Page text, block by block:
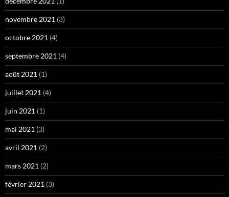
novembre 2021 (3)
octobre 2021 (4)
septembre 2021 (4)
août 2021 (1)
juillet 2021 (4)
juin 2021 (1)
mai 2021 (3)
avril 2021 (2)
mars 2021 (2)
février 2021 (3)